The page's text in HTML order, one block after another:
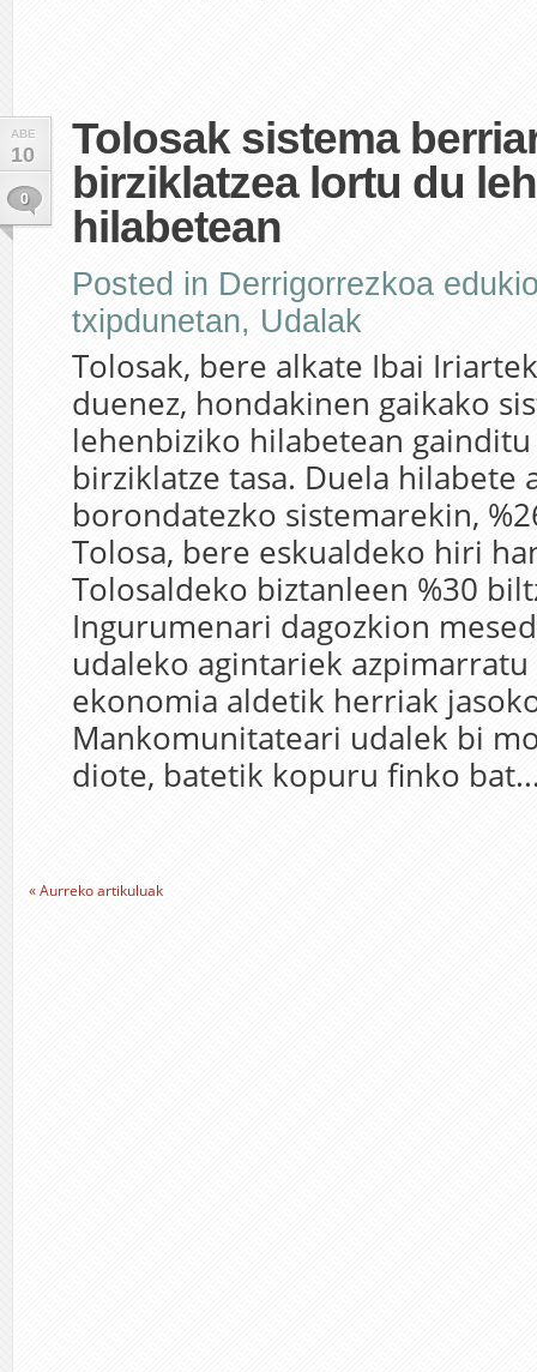
ABE
10
0
Tolosak sistema
birziklatzea lortu du
hilabetean
Posted in Derrigorrezkoa
txipdunetan, Udalak
Tolosak, bere alkate Ibai
duenez, hondakinen gaikako
lehenbiziko hilabetean
birziklatze tasa. Duela hilabete
borondatezko sistemarekin,
Tolosa, bere eskualdeko hiri
Tolosaldeko biztanleen %30
Ingurumenari dagozkion
udaleko agintariek
ekonomia aldetik herriak
Mankomunitateari udalek bi
diote, batetik kopuru finko
« Aurreko artikuluak